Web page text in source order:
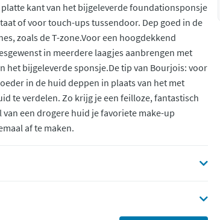
kant van het bijgeleverde foundationsponsje
of voor touch-ups tussendoor. Dep goed in de
zoals de T-zone.Voor een hoogdekkend
in meerdere laagjes aanbrengen met
het bijgeleverde sponsje.De tip van Bourjois: voor
in de huid deppen in plaats van het met
te verdelen. Zo krijg je een feilloze, fantastisch
een drogere huid je favoriete make-up
af te maken.